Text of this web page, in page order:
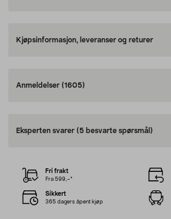
Kjøpsinformasjon, leveranser og returer
Anmeldelser (1605)
Eksperten svarer (5 besvarte spørsmål)
Fri frakt
Fra 599,–*
Sikkert
365 dagers åpent kjøp